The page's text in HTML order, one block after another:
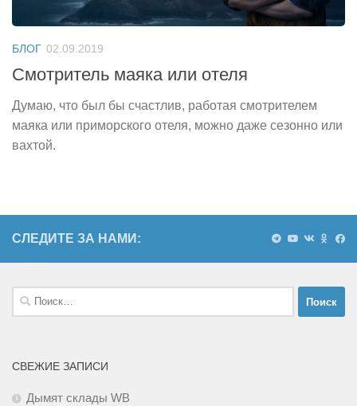
БЛОГ 02.09.2019
Смотритель маяка или отеля
Думаю, что был бы счастлив, работая смотрителем
маяка или приморского отеля, можно даже сезонно или
вахтой.
СЛЕДИТЕ ЗА НАМИ:
Найти:
СВЕЖИЕ ЗАПИСИ
Дымят склады WB